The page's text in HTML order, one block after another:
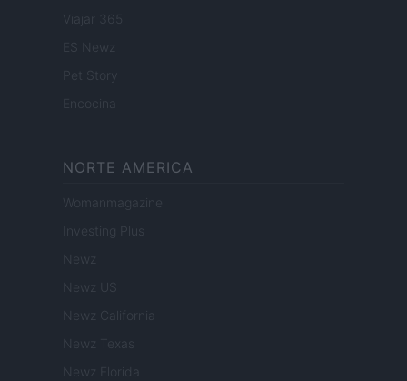
Viajar 365
ES Newz
Encocina
NORTE AMERICA
Womanmagazine
Investing Plus
Newz
Newz US
Newz California
Newz Texas
Newz Florida